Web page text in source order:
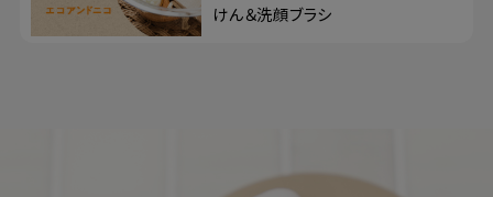
けん＆洗顔ブラシ